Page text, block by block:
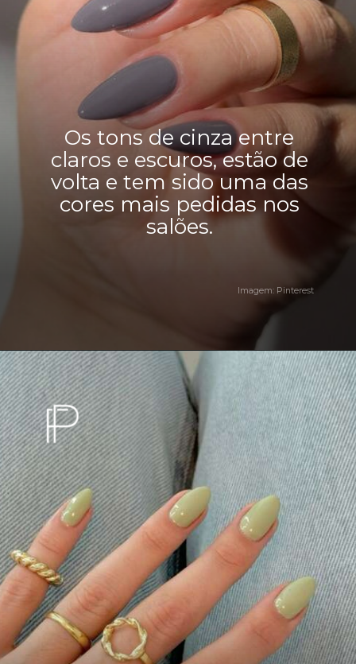
Os tons de cinza entre
claros e escuros, estão de
volta e tem sido uma das
cores mais pedidas nos
salões.
Imagem: Pinterest